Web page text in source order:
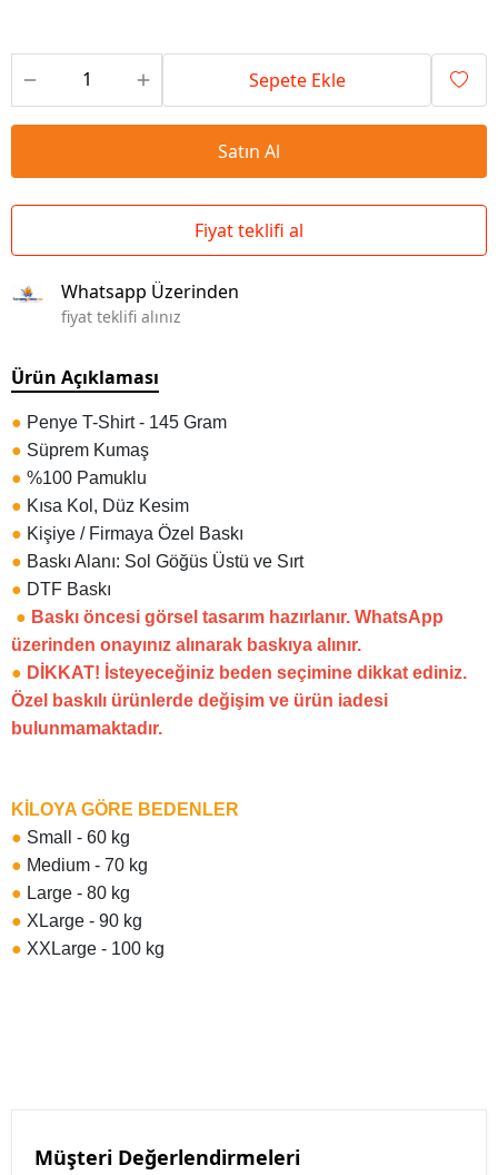
Sepete Ekle
Satın Al
Fiyat teklifi al
Whatsapp Üzerinden
fiyat teklifi alınız
Ürün Açıklaması
● Penye T-Shirt - 145 Gram
● Süprem Kumaş
● %100 Pamuklu
● Kısa Kol, Düz Kesim
● Kişiye / Firmaya Özel Baskı
● Baskı Alanı: Sol Göğüs Üstü ve Sırt
● DTF Baskı
● Baskı öncesi görsel tasarım hazırlanır. WhatsApp
üzerinden onayınız alınarak baskıya alınır.
● DİKKAT! İsteyeceğiniz beden seçimine dikkat ediniz.
Özel baskılı ürünlerde değişim ve ürün iadesi
bulunmamaktadır.
KİLOYA GÖRE BEDENLER
● Small - 60 kg
● Medium - 70 kg
● Large - 80 kg
● XLarge - 90 kg
● XXLarge - 100 kg
Müşteri Değerlendirmeleri